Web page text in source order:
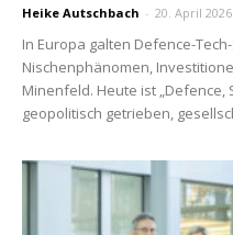
Heike Autschbach - 20. April 2026
In Europa galten Defence-
Nischenphänomen,
Minenfeld. Heute ist „Defence,
geopolitisch getrieben,